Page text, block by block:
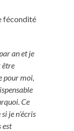
fécondité
an et je
être
pour moi,
Ce
je n’écris
est